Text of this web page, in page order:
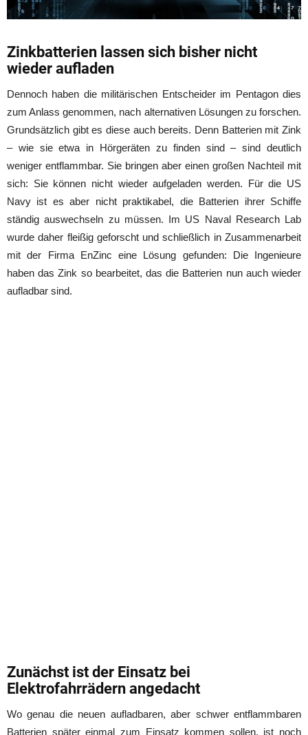
Zinkbatterien lassen sich bisher nicht
wieder aufladen
Dennoch haben die militärischen Entscheider im Pentagon dies
zum Anlass genommen, nach alternativen Lösungen zu forschen.
Grundsätzlich gibt es diese auch bereits. Denn Batterien mit Zink
– wie sie etwa in Hörgeräten zu finden sind – sind deutlich
weniger entflammbar. Sie bringen aber einen großen Nachteil mit
sich: Sie können nicht wieder aufgeladen werden. Für die US
Navy ist es aber nicht praktikabel, die Batterien ihrer Schiffe
ständig auswechseln zu müssen. Im US Naval Research Lab
wurde daher fleißig geforscht und schließlich in Zusammenarbeit
mit der Firma EnZinc eine Lösung gefunden: Die Ingenieure
haben das Zink so bearbeitet, das die Batterien nun auch wieder
aufladbar sind.
Zunächst ist der Einsatz bei
Elektrofahrrädern angedacht
Wo genau die neuen aufladbaren, aber schwer entflammbaren
Batterien später einmal zum Einsatz kommen sollen, ist noch